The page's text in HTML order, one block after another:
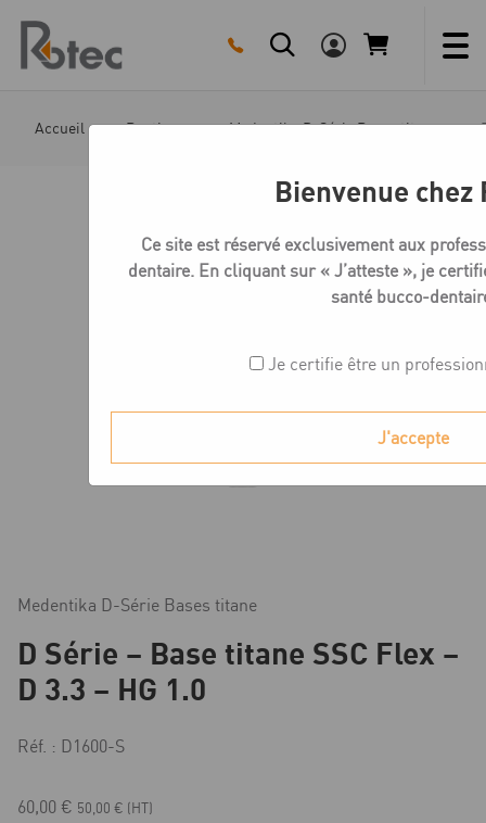
content
Accueil Boutique Medentika D-Série Bases titane
Medentika D-Série Bases titane
D Série – Base titane SSC Flex –
D 3.3 – HG 1.0
Réf. : D1600-S
60,00 € 50,00 € (HT)
Bienvenue chez
Ce site est réservé exclusivement aux
dentaire. En cliquant sur « J’atteste », je
santé bucco-
Je certifie être un
J'accepte